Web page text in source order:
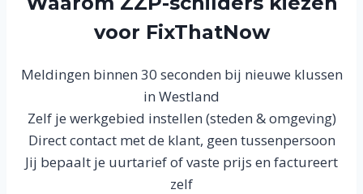
voor FixThatNow
Meldingen binnen 30 seconden bij nieuwe klussen
in Westland
Zelf je werkgebied instellen (steden & omgeving)
Direct contact met de klant, geen tussenpersoon
Jij bepaalt je uurtarief of vaste prijs en factureert
zelf